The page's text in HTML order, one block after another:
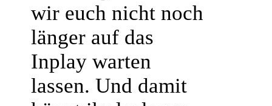
wir euch nicht noch
länger auf das
Inplay warten
lassen. Und damit